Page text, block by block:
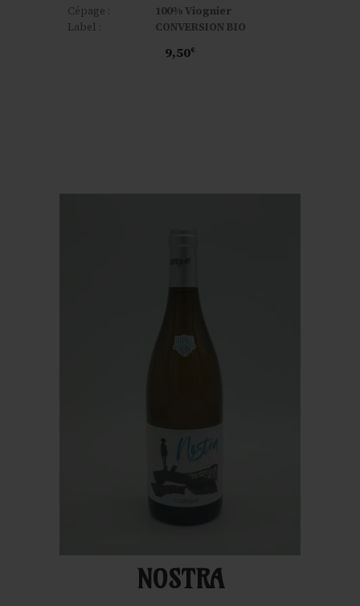
Cépage :
100% Viognier
Label :
CONVERSION BIO
9,50€
NOSTRA